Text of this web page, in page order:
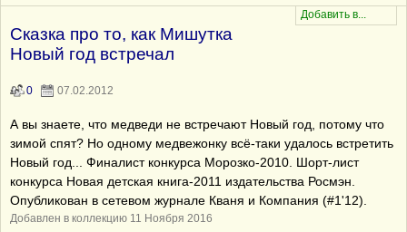
Сказка про то, как Мишутка
Новый год встречал
0 07.02.2012
А вы знаете, что медведи не встречают Новый год, потому что
зимой спят? Но одному медвежонку всё-таки удалось встретить
Новый год... Финалист конкурса Морозко-2010. Шорт-лист
конкурса Новая детская книга-2011 издательства Росмэн.
Опубликован в сетевом журнале Кваня и Компания (#1'12).
Добавлен в коллекцию 11 Ноября 2016